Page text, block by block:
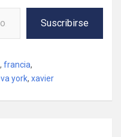
Suscribirse
, francia,
york, xavier